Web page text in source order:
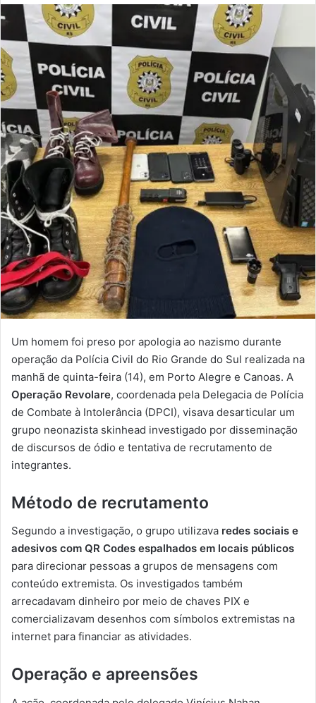
Um homem foi preso por apologia ao nazismo durante
operação da Polícia Civil do Rio Grande do Sul realizada na
manhã de quinta-feira (14), em Porto Alegre e Canoas. A
Operação Revolare, coordenada pela Delegacia de Polícia
de Combate à Intolerância (DPCI), visava desarticular um
grupo neonazista skinhead investigado por disseminação
de discursos de ódio e tentativa de recrutamento de
integrantes.
Método de recrutamento
Segundo a investigação, o grupo utilizava redes sociais e
adesivos com QR Codes espalhados em locais públicos
para direcionar pessoas a grupos de mensagens com
conteúdo extremista. Os investigados também
arrecadavam dinheiro por meio de chaves PIX e
comercializavam desenhos com símbolos extremistas na
internet para financiar as atividades.
Operação e apreensões